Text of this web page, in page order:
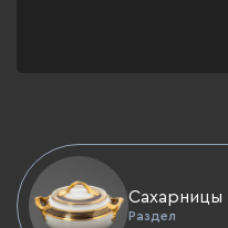
Сахарницы
Раздел